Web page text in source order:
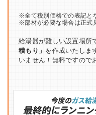
※全て税別価格での表記と
※部材が必要な場合は正式
給湯器が難しい設置場所
積もり」 を作成いたしま
いません！無料ですので